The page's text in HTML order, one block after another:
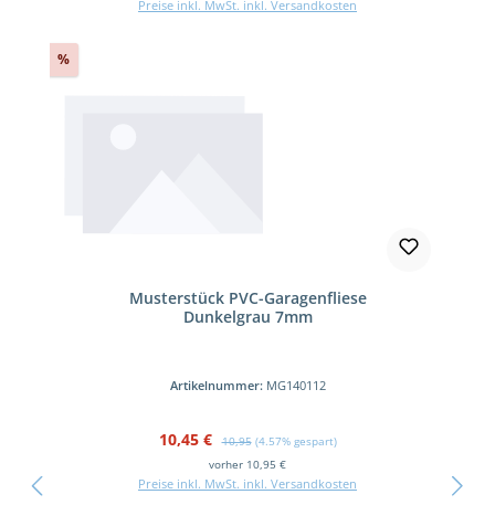
Preise inkl. MwSt. inkl. Versandkosten
%Rabatt
Musterstück PVC-Garagenfliese
Dunkelgrau 7mm
Artikelnummer: MG140112
Verkaufspreis:
10,45 € Regulärer Preis:
10,95 (4.57% gespart)
vorher 10,95 €
Preise inkl. MwSt. inkl. Versandkosten